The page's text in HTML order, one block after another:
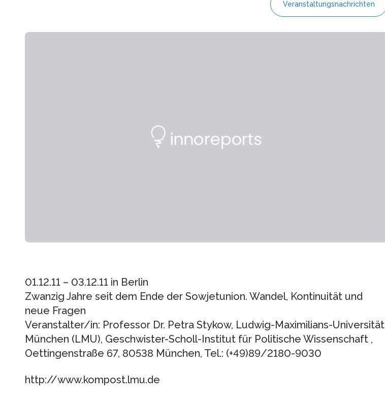
Veranstaltungsnachrichten
01.12.11 – 03.12.11 in Berlin
Zwanzig Jahre seit dem Ende der Sowjetunion. Wandel, Kontinuität und
neue Fragen
Veranstalter/in: Professor Dr. Petra Stykow, Ludwig-Maximilians-Universität
München (LMU), Geschwister-Scholl-Institut für Politische Wissenschaft ,
Oettingenstraße 67, 80538 München, Tel.: (+49)89/2180-9030
http://www.kompost.lmu.de